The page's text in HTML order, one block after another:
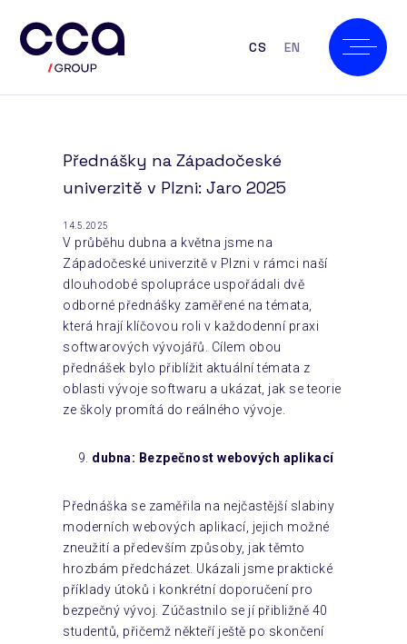
CS EN
Přednášky na Západočeské
univerzitě v Plzni: Jaro 2025
14.5.2025
V průběhu dubna a května jsme na
Západočeské univerzitě v Plzni v rámci naší
dlouhodobé spolupráce uspořádali dvě
odborné přednášky zaměřené na témata,
která hrají klíčovou roli v každodenní praxi
softwarových vývojářů. Cílem obou
přednášek bylo přiblížit aktuální témata z
oblasti vývoje softwaru a ukázat, jak se teorie
ze školy promítá do reálného vývoje.
dubna: Bezpečnost webových aplikací
Přednáška se zaměřila na nejčastější slabiny
moderních webových aplikací, jejich možné
zneužití a především způsoby, jak těmto
hrozbám předcházet. Ukázali jsme praktické
příklady útoků i konkrétní doporučení pro
bezpečný vývoj. Zúčastnilo se jí přibližně 40
studentů, přičemž někteří ještě po skončení